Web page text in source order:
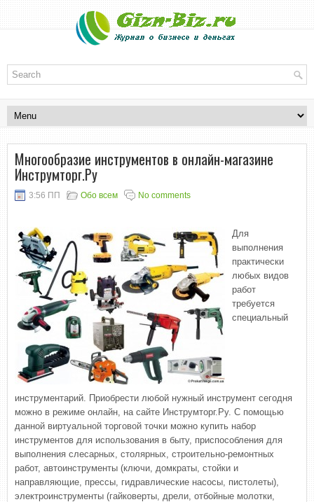
Многообразие инструментов в онлайн-магазине
Инструмторг.Ру
3:56 ПП Обо всем No comments
Для
выполнения
практически
любых видов
работ
требуется
специальный
инструментарий. Приобрести любой нужный инструмент сегодня
можно в режиме онлайн, на сайте Инструмторг.Ру. С помощью
данной виртуальной торговой точки можно купить набор
инструментов для использования в быту, приспособления для
выполнения слесарных, столярных, строительно-ремонтных
работ, автоинструменты (ключи, домкраты, стойки и
направляющие, прессы, гидравлические насосы, пистолеты),
электроинструменты (гайковерты, дрели, отбойные молотки,